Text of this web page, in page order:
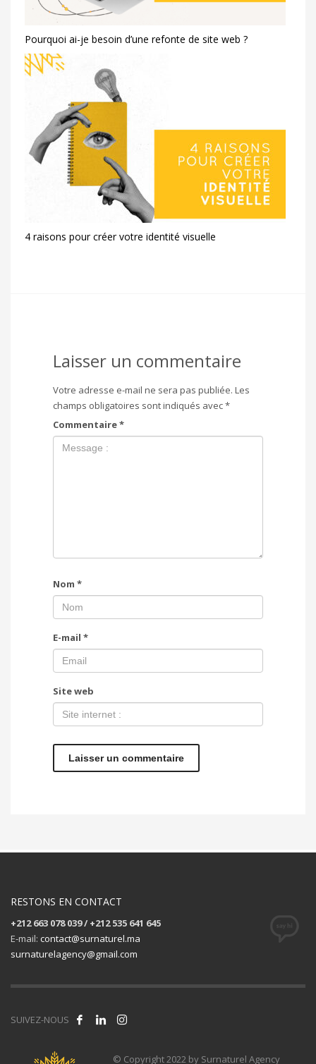
Pourquoi ai-je besoin d’une refonte de site web ?
4 raisons pour créer votre identité visuelle
Laisser un commentaire
Votre adresse e-mail ne sera pas publiée. Les
champs obligatoires sont indiqués avec*
Commentaire*
Nom *
E-mail *
Site web
RESTONS EN CONTACT
+212 663 078 039 / +212 535 641 645
E-mail: contact@surnaturel.ma
surnaturelagency@gmail.com
SUIVEZ-NOUS
© Copyright 2022 by Surnaturel Agency